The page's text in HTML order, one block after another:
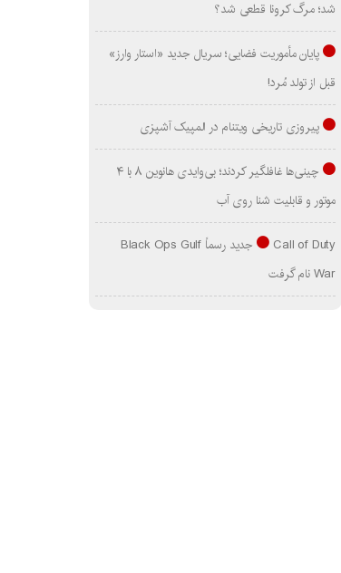
شد؛ مرگ کرونا قطعی شد؟
پایان مأموریت فضایی؛ سریال جدید «استار وارز»
قبل از تولد مُرد!
پیروزی تاریخی ویتنام در المپیک آشپزی
چینی‌ها غافلگیر کردند؛ بی‌وایدی هانوین ۸ با ۴
موتور و قابلیت شنا روی آب
Call of Duty جدید رسماً Black Ops Gulf
War نام گرفت